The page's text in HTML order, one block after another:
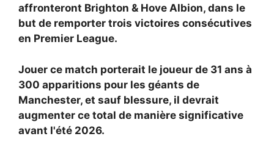
affronteront Brighton & Hove Albion, dans le
but de remporter trois victoires consécutives
en Premier League.
Jouer ce match porterait le joueur de 31 ans à
300 apparitions pour les géants de
Manchester, et sauf blessure, il devrait
augmenter ce total de manière significative
avant l'été 2026.